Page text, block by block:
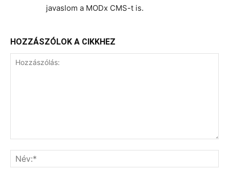
javaslom a MODx CMS-t is.
HOZZÁSZÓLOK A CIKKHEZ